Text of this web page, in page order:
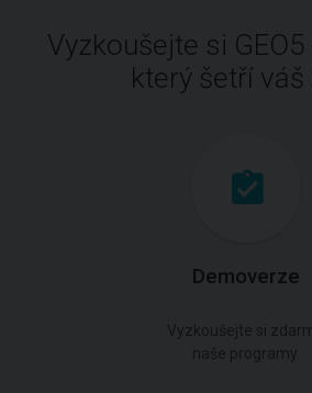
Vyzkoušejte si
který šetří váš
Demoverze